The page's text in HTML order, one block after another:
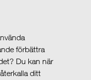
förbättra
Du kan när
ditt